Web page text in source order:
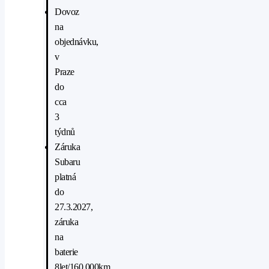
Dovoz
na
objednávku,
v
Praze
do
cca
3
týdnů
Záruka
Subaru
platná
do
27.3.2027,
záruka
na
baterie
8let/160.000km